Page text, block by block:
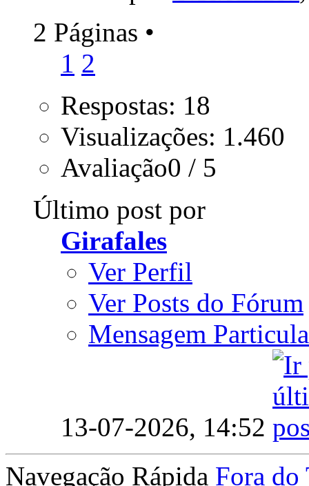
2 Páginas •
1 2
Respostas: 18
Visualizações: 1.460
Avaliação0 / 5
Último post por
Girafales
Ver Perfil
Ver Posts do Fórum
Mensagem
13-07-2026, 14:52
Navegação Rápida Fora